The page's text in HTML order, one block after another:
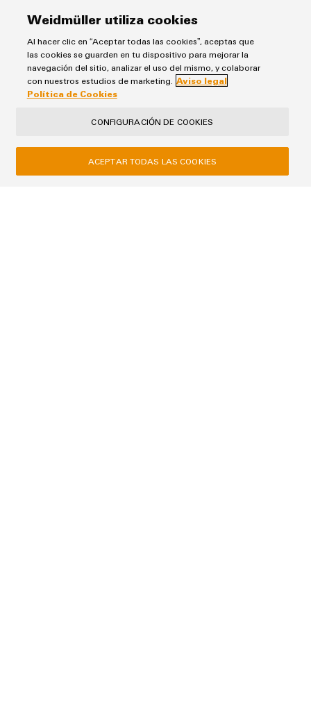
Tu solicitud
Weidmüller utiliza cookies
Al hacer clic en “Aceptar todas las cookies”, aceptas que
las cookies se guarden en tu dispositivo para mejorar la
navegación del sitio, analizar el uso del mismo, y colaborar
con nuestros estudios de marketing. Aviso legal
Política de Cookies
CONFIGURACIÓN DE COOKIES
ACEPTAR TODAS LAS COOKIES